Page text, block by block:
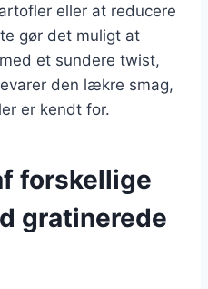
eller at reducere
gør det muligt at
et sundere twist,
den lækre smag,
er kendt for.
forskellige
gratinerede